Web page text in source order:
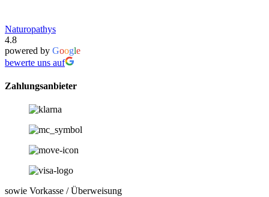
Naturopathys
4.8
powered by Google
bewerte uns auf
Zahlungsanbieter
sowie Vorkasse / Überweisung